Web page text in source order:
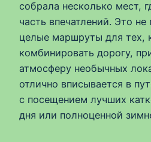
собрала несколько мест,
часть впечатлений. Это не
целые маршруты для тех,
комбинировать дорогу,
атмосферу необычных
отлично вписывается в
с посещением лучших
дня или полноценной